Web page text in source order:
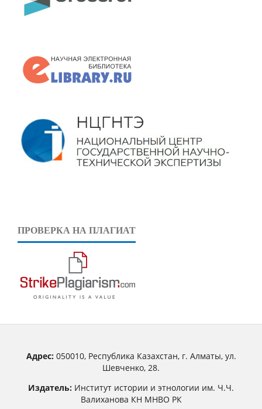
ПРОВЕРКА НА ПЛАГИАТ
Адрес:050010, Республика Казахстан, г. Алматы, ул.
Шевченко, 28.
Издатель: Институт истории и этнологии им. Ч.Ч.
Валиханова КН МНВО РК